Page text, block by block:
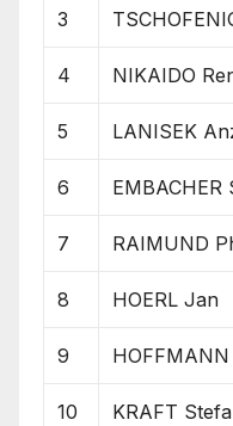
3
4 NIKAIDO
5 LANISEK
6 EMBACHER
7 RAIMUND
8 HOERL Jan
9 HOFFMANN
10 KRAFT